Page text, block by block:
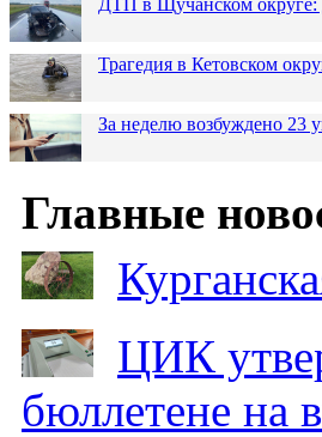
Трагедия в Кетовском
За неделю возбуждено 23
Главные
ЦИК
бюллетене на